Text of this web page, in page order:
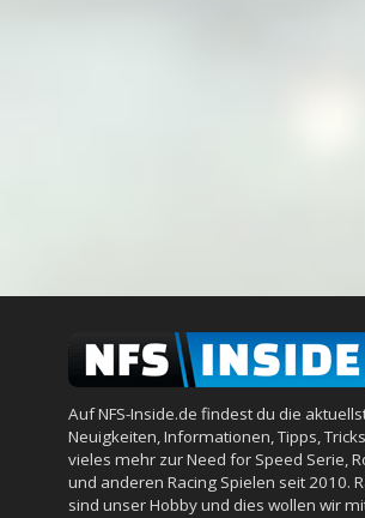
Auf NFS-Inside.de findest du die
Neuigkeiten, Informationen, Tipps,
vieles mehr zur Need for Speed Serie,
und anderen Racing Spielen seit 2010.
sind unser Hobby und dies wollen wir